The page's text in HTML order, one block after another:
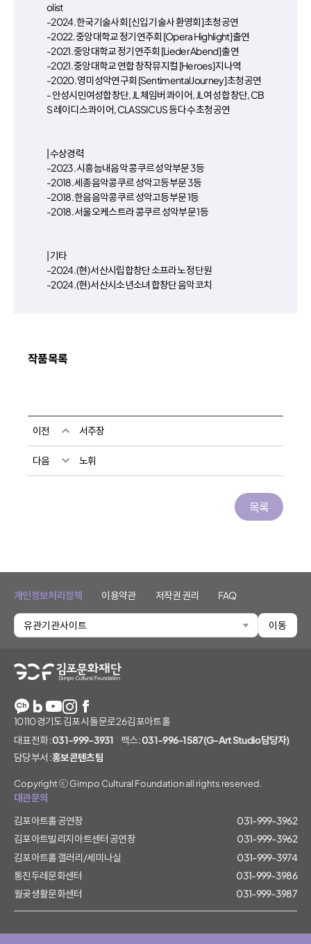
olist
-2024. 한국기술사회 [신입 기술사 환영회] 초청공연
-2022. 중앙대학교 정기연주회 [Opera Highlight] 출연
-2021. 중앙대학교 정기연주회 [Lieder Abend] 출연
-2021. 중앙대학교 연합 창작뮤지컬 [Heroes] 지나역
-2020. 영미성악연구회 [Sentimental Journey] 초청공연
- 안성시민여성합창단, JL 체임버 콰이어, JL 여성 합창단, CB
S 레이디스 콰이어, CLASSICUS 등 다수 초청공연
| 수상경력
-2023. 시흥늠내음악 콩쿠르 성악부문 3등
-2018. 세종음악콩쿠르 성악고등부문 3등
-2018. 한음음악콩쿠르 성악고등부문 1등
-2018. 서울오케스트라 콩쿠르 성악부문 1등
| 기타
-2024. (현) 서산시립합창단 소프라노 정단원
-2024. (현) 서산시소년소녀 합창단 음악코치
작품목록
이전 서주장
다음 노휘
목록
개인정보처리정책 이용약관 저작권 권리 FAQ
유관기관사이트 이동
10110 경기도 김포시 돌문로 26 김포아트홀
대표전화 :031-999-3931 팩스 :031-996-1587(G-Art Studio담당자)
담당부서 :홍보콘텐츠팀
Copyright ⓒ Gimpo Cultural Foundation all rights reserved.
대관문의
김포아트홀 공연장
031-999-3962
김포아트빌리지 아트센터 공연장
031-999-3962
김포아트홀 갤러리/세미나실
031-999-3974
통진두레문화센터
031-999-3986
월곶생활문화센터
031-999-3987